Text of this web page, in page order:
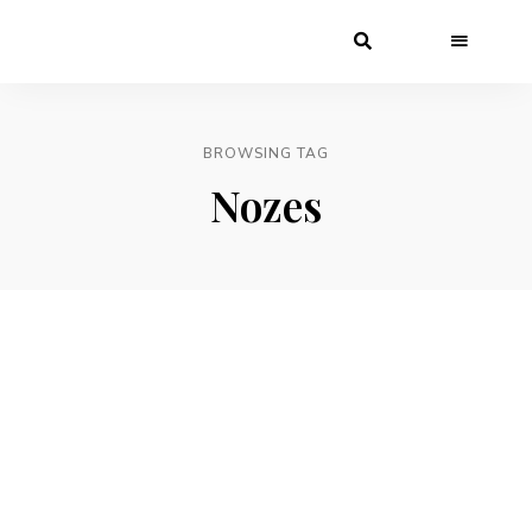
BROWSING TAG
Nozes